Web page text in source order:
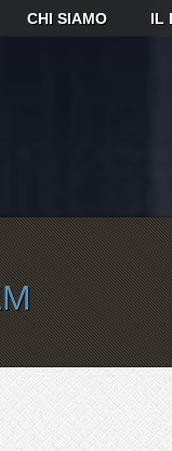
CHI SIAMO IL